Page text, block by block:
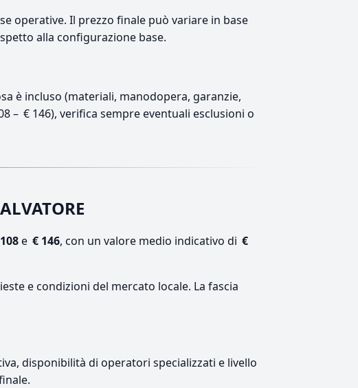
operative. Il prezzo finale può variare in base
alla configurazione base.
è incluso (materiali, manodopera, garanzie,
– € 146), verifica sempre eventuali esclusioni o
e € 146, con un valore medio indicativo di €
e condizioni del mercato locale. La fascia
disponibilità di operatori specializzati e livello